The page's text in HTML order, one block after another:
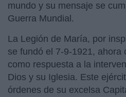
mundo y su mensaje se
Guerra Mundial.
La Legión de María, por
se fundó el 7-9-1921, ahora
como respuesta a la
Dios y su Iglesia. Este
órdenes de su excelsa